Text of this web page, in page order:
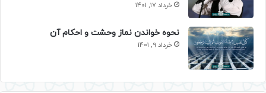
خرداد 17, 1401
نحوه خواندن نماز وحشت و احکام آن
خرداد 9, 1401